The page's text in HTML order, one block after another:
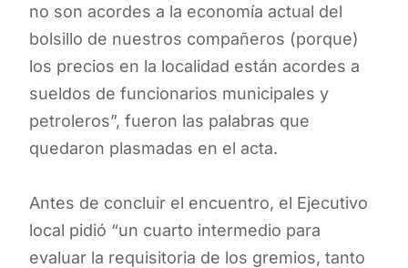
no son acordes a la economía actual del
bolsillo de nuestros compañeros (porque)
los precios en la localidad están acordes a
sueldos de funcionarios municipales y
petroleros”, fueron las palabras que
quedaron plasmadas en el acta.
Antes de concluir el encuentro, el Ejecutivo
local pidió “un cuarto intermedio para
evaluar la requisitoria de los gremios, tanto